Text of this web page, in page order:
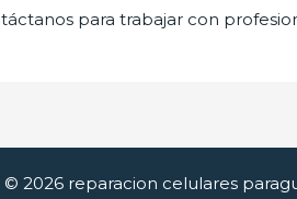
para trabajar con
2026 reparacion celulares